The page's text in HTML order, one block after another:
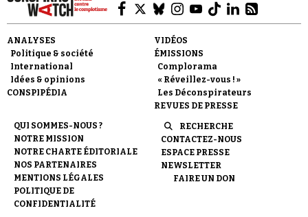
Faire un don
ANALYSES
Politique & société
International
Idées & opinions
CONSPIPÉDIA
VIDÉOS
ÉMISSIONS
Complorama
« Réveillez-vous ! »
Les Déconspirateurs
REVUES DE PRESSE
QUI SOMMES-NOUS ?
NOTRE MISSION
NOTRE CHARTE ÉDITORIALE
NOS PARTENAIRES
MENTIONS LÉGALES
POLITIQUE DE
CONFIDENTIALITÉ
RECHERCHE
CONTACTEZ-NOUS
ESPACE PRESSE
NEWSLETTER
FAIRE UN DON